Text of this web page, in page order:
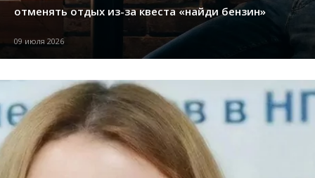
отменять отдых из-за квеста «найди бензин»
09 июля 2026